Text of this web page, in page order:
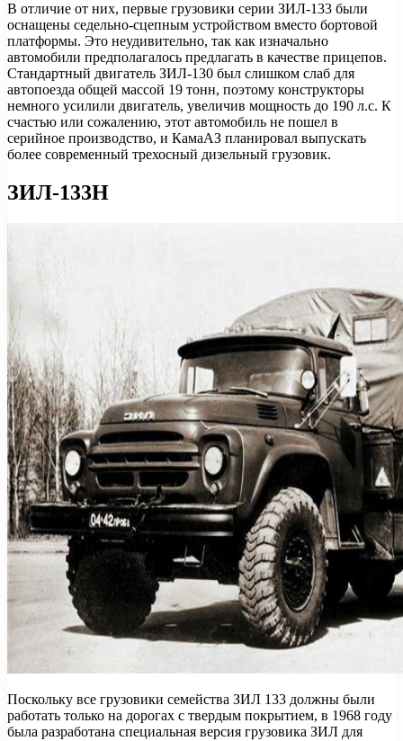
В отличие от них, первые грузовики серии ЗИЛ-133 были
оснащены седельно-сцепным устройством вместо бортовой
платформы. Это неудивительно, так как изначально
автомобили предполагалось предлагать в качестве прицепов.
Стандартный двигатель ЗИЛ-130 был слишком слаб для
автопоезда общей массой 19 тонн, поэтому конструкторы
немного усилили двигатель, увеличив мощность до 190 л.с. К
счастью или сожалению, этот автомобиль не пошел в
серийное производство, и КамаАЗ планировал выпускать
более современный трехосный дизельный грузовик.
ЗИЛ-133Н
Поскольку все грузовики семейства ЗИЛ 133 должны были
работать только на дорогах с твердым покрытием, в 1968 году
была разработана специальная версия грузовика ЗИЛ для